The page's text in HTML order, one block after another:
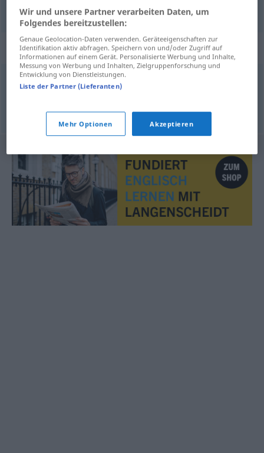
Synonyme für "swear out"
process,serve
© Princeton University
Wir und unsere Partner verarbeiten Daten, um
Folgendes bereitzustellen:
Genaue Geolocation-Daten verwenden. Geräteeigenschaften zur
Identifikation aktiv abfragen. Speichern von und/oder Zugriff auf
Informationen auf einem Gerät. Personalisierte Werbung und Inhalte,
Messung von Werbung und Inhalten, Zielgruppenforschung und
Entwicklung von Dienstleistungen.
Liste der Partner (Lieferanten)
Mehr Optionen Akzeptieren